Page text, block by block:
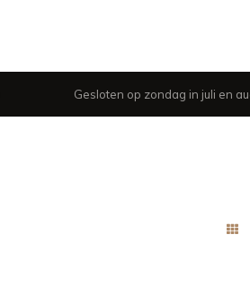
Gesloten op zondag in juli en